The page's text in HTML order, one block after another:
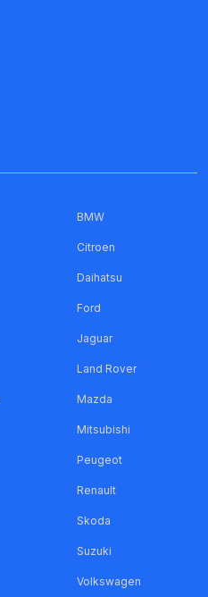
BMW
Citroen
Daihatsu
Ford
Jaguar
Land Rover
Mazda
Mitsubishi
Peugeot
Renault
Skoda
Suzuki
Volkswagen